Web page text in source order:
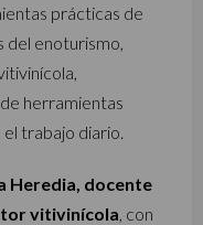
prácticas de
del enoturismo,
herramientas
trabajo diario.
Heredia, docente
vitivinícola , con